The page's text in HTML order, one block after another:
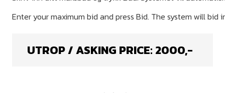
UTROP / ASKING PRICE: 2000,-